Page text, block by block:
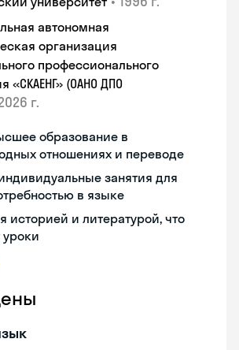
автономная
организация
профессионального
«СКАЕНГ» (ОАНО ДПО
г.
образование в
отношениях и переводе
занятия для
в языке
историей и литературой, что